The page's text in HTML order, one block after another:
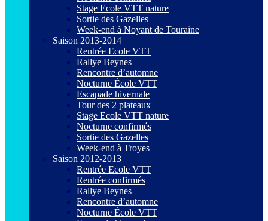
Stage Ecole VTT nature
Sortie des Gazelles
Week-end à Noyant de Touraine
Saison 2013-2014
Rentrée Ecole VTT
Rallye Beynes
Rencontre d’automne
Nocturne École VTT
Escapade hivernale
Tour des 2 plateaux
Stage Ecole VTT nature
Nocturne confirmés
Sortie des Gazelles
Week-end à Troyes
Saison 2012-2013
Rentrée Ecole VTT
Rentrée confirmés
Rallye Beynes
Rencontre d’automne
Nocturne École VTT